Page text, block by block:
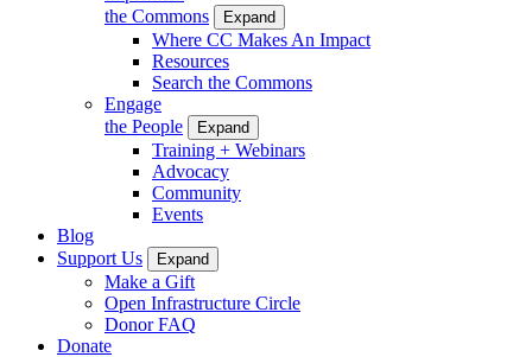
the Commons
Expand
Where CC Makes An Impact
Resources
Search the Commons
Engage
the People
Expand
Training + Webinars
Advocacy
Community
Events
Blog
Support Us
Expand
Make a Gift
Open Infrastructure Circle
Donor FAQ
Donate